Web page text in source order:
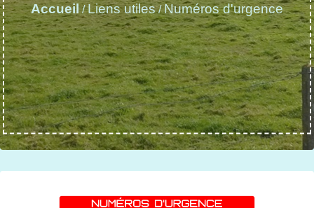
Accueil/Liens utiles/Numéros d'urgence